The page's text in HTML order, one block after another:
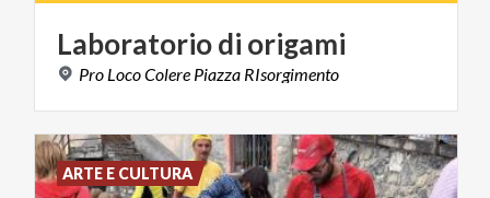
Laboratoriodi origami
Pro LocoColere Piazza RIsorgimento
ARTE E CULTURA